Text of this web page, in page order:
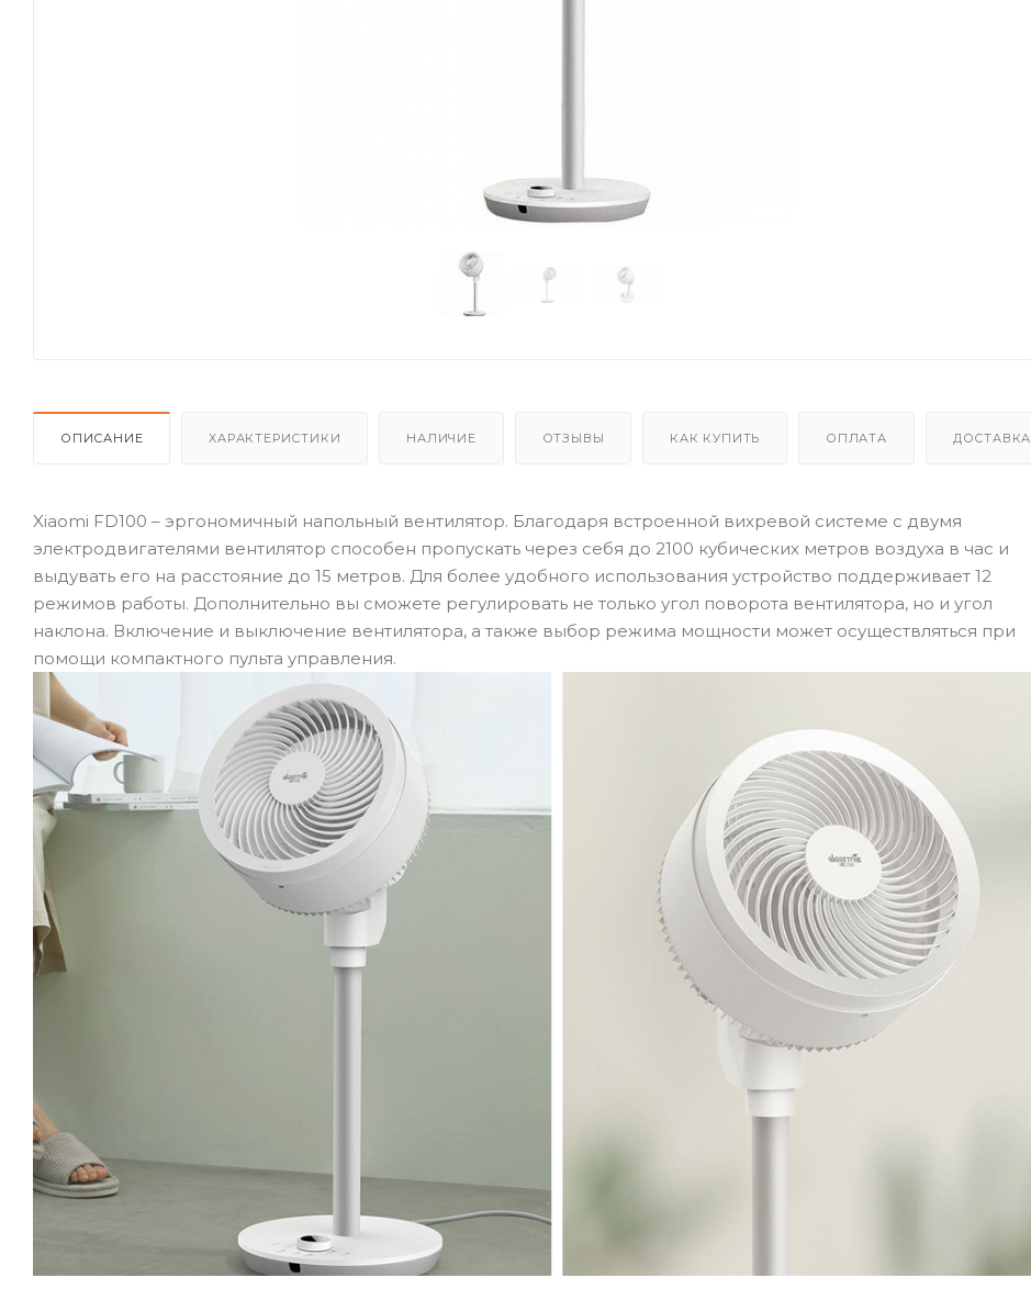
ОПИСАНИЕ ХАРАКТЕРИСТИКИ НАЛИЧИЕ ОТЗЫВЫ КАК КУПИТЬ ОПЛАТА ДОСТАВКА
Xiaomi FD100 – эргономичный напольный вентилятор. Благодаря встроенной вихревой системе с двумя
электродвигателями вентилятор способен пропускать через себя до 2100 кубических метров воздуха в час и
выдувать его на расстояние до 15 метров. Для более удобного использования устройство поддерживает 12
режимов работы. Дополнительно вы сможете регулировать не только угол поворота вентилятора, но и угол
наклона. Включение и выключение вентилятора, а также выбор режима мощности может осуществляться при
помощи компактного пульта управления.